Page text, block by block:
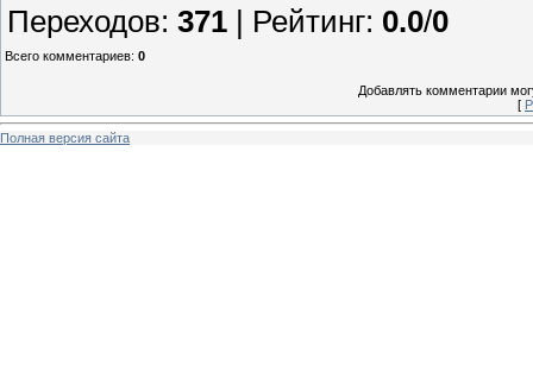
Переходов: 371 | Рейтинг: 0.0/0
Всего комментариев: 0
Добавлять комментарии
[
Полная версия сайта